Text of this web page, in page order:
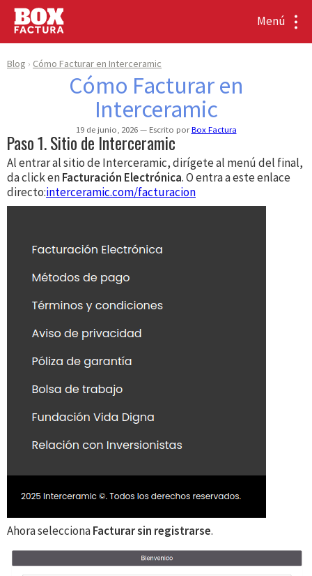
Menú
Blog Cómo Facturar en Interceramic
Cómo Facturar en
Interceramic
19 de junio, 2026 Escrito porBox Factura
Paso 1. Sitio de Interceramic
Al entrar al sitio de Interceramic, dirígete al menú del final,
da click enFacturación Electrónica. O entra a este enlace
directo:interceramic.com/facturacion
Ahora seleccionaFacturar sin registrarse.